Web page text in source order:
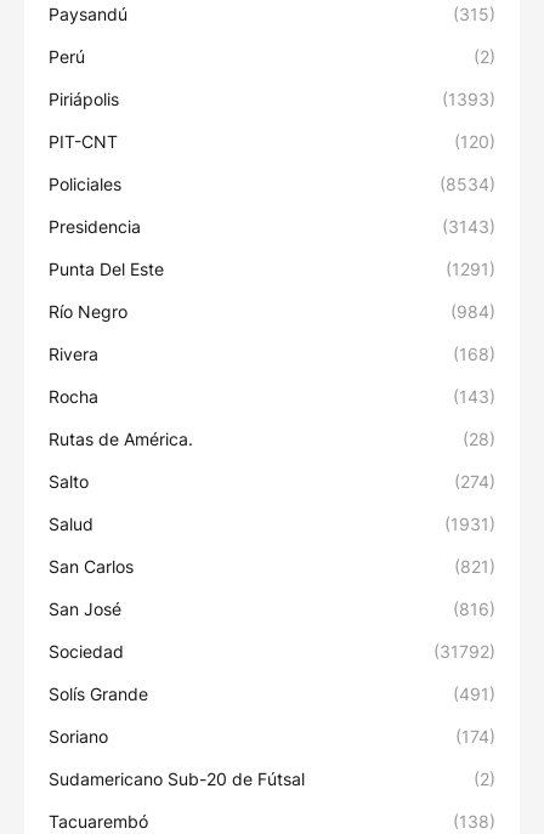
Paysandú (315)
Perú (2)
Piriápolis (1393)
PIT-CNT (120)
Policiales (8534)
Presidencia (3143)
Punta Del Este (1291)
Río Negro (984)
Rivera (168)
Rocha (143)
Rutas de América. (28)
Salto (274)
Salud (1931)
San Carlos (821)
San José (816)
Sociedad (31792)
Solís Grande (491)
Soriano (174)
Sudamericano Sub-20 de Fútsal (2)
Tacuarembó (138)